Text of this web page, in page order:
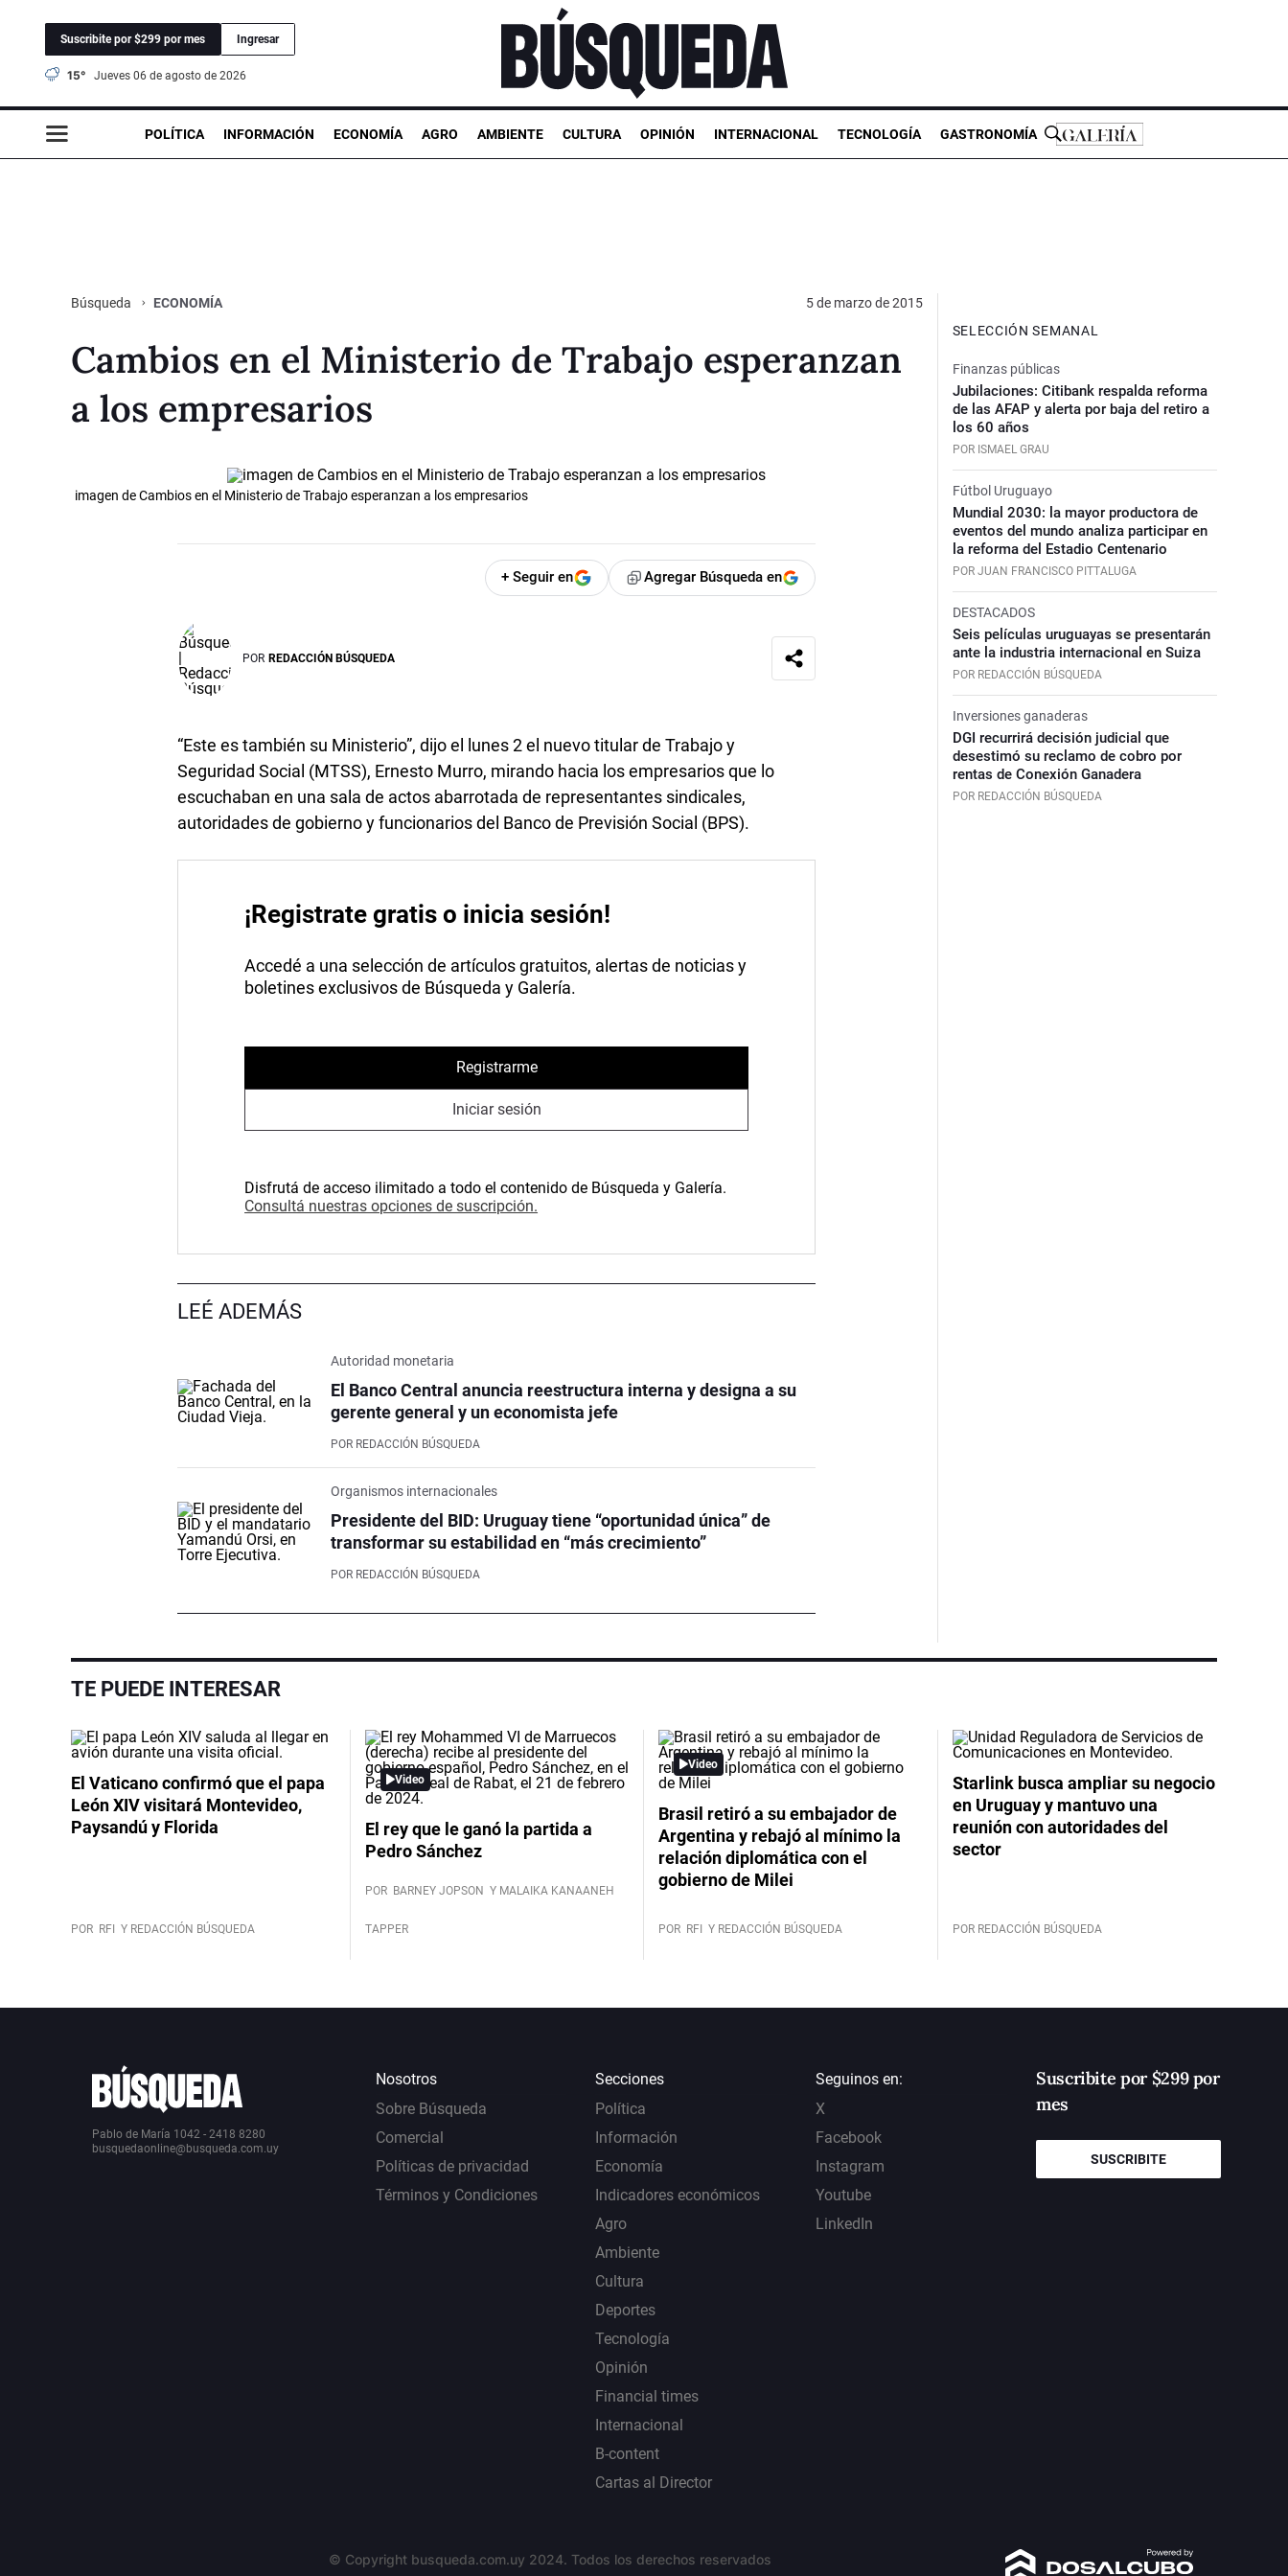
Suscribite por $299 por mes Ingresar
15° jueves 06 de agosto de 2026
POLÍTICA INFORMACIÓN ECONOMÍA AGRO AMBIENTE CULTURA OPINIÓN INTERNACIONAL TECNOLOGÍA GASTRONOMÍA
Búsqueda ECONOMÍA 5 de marzo de 2015
Cambios en el Ministerio de Trabajo esperanzan
a los empresarios
imagen de Cambios en el Ministerio de Trabajo esperanzan a los empresarios
+ Seguir en Agregar Búsqueda en
POR REDACCIÓN BÚSQUEDA
“Este es también su Ministerio”, dijo el lunes 2 el nuevo titular de Trabajo y
Seguridad Social (MTSS), Ernesto Murro, mirando hacia los empresarios que lo
escuchaban en una sala de actos abarrotada de representantes sindicales,
autoridades de gobierno y funcionarios del Banco de Previsión Social (BPS).
¡Registrate gratis o inicia sesión!
Accedé a una selección de artículos gratuitos, alertas de noticias y
boletines exclusivos de Búsqueda y Galería.
Registrarme
Iniciar sesión
Disfrutá de acceso ilimitado a todo el contenido de Búsqueda y Galería.
Consultá nuestras opciones de suscripción.
LEÉ ADEMÁS
Autoridad monetaria
El Banco Central anuncia reestructura interna y designa a su
gerente general y un economista jefe
POR REDACCIÓN BÚSQUEDA
Organismos internacionales
Presidente del BID: Uruguay tiene “oportunidad única” de
transformar su estabilidad en “más crecimiento”
POR REDACCIÓN BÚSQUEDA
SELECCIÓN SEMANAL
Finanzas públicas
Jubilaciones: Citibank respalda reforma
de las AFAP y alerta por baja del retiro a
los 60 años
POR ISMAEL GRAU
Fútbol Uruguayo
Mundial 2030: la mayor productora de
eventos del mundo analiza participar en
la reforma del Estadio Centenario
POR JUAN FRANCISCO PITTALUGA
DESTACADOS
Seis películas uruguayas se presentarán
ante la industria internacional en Suiza
POR REDACCIÓN BÚSQUEDA
Inversiones ganaderas
DGI recurrirá decisión judicial que
desestimó su reclamo de cobro por
rentas de Conexión Ganadera
POR REDACCIÓN BÚSQUEDA
TE PUEDE INTERESAR
El Vaticano confirmó que el papa
León XIV visitará Montevideo,
Paysandú y Florida
POR RFI Y REDACCIÓN BÚSQUEDA
Video
El rey que le ganó la partida a
Pedro Sánchez
POR BARNEY JOPSON Y MALAIKA KANAANEH
TAPPER
Video
Brasil retiró a su embajador de
Argentina y rebajó al mínimo la
relación diplomática con el
gobierno de Milei
POR RFI Y REDACCIÓN BÚSQUEDA
Starlink busca ampliar su negocio
en Uruguay y mantuvo una
reunión con autoridades del
sector
POR REDACCIÓN BÚSQUEDA
Pablo de María 1042 - 2418 8280
busquedaonline@busqueda.com.uy
Nosotros
Sobre Búsqueda
Comercial
Políticas de privacidad
Términos y Condiciones
Secciones
Política
Información
Economía
Indicadores económicos
Agro
Ambiente
Cultura
Deportes
Tecnología
Opinión
Financial times
Internacional
B-content
Cartas al Director
Seguinos en:
X
Facebook
Instagram
Youtube
LinkedIn
Suscribite por $299 por
mes
SUSCRIBITE
© Copyright busqueda.com.uy 2024. Todos los derechos reservados